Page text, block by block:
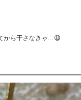
から干さなきゃ…😩